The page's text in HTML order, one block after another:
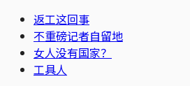
返工这回事
不重磅记者自留地
女人没有国家？
工具人